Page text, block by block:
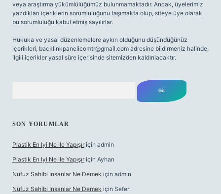
veya araştırma yükümlülüğümüz bulunmamaktadır. Ancak, üyelerimiz
yazdıkları içeriklerin sorumluluğunu taşımakta olup, siteye üye olarak
bu sorumluluğu kabul etmiş sayılırlar.
Hukuka ve yasal düzenlemelere aykırı olduğunu düşündüğünüz
içerikleri, backlinkpanelicomtr@gmail.com adresine bildirmeniz halinde,
ilgili içerikler yasal süre içerisinde sitemizden kaldırılacaktır.
SON YORUMLAR
Plastik En Iyi Ne Ile Yapışır için admin
Plastik En Iyi Ne Ile Yapışır için Ayhan
Nüfuz Sahibi Insanlar Ne Demek için admin
Nüfuz Sahibi Insanlar Ne Demek için Sefer